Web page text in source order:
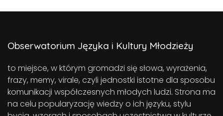
Obserwatorium Języka i Kultury Młodzieży
to miejsce, w którym gromadzi się słowa, wyrażenia,
frazy, memy, virale, czyli jednostki istotne dla sposobu
komunikacji współczesnych młodych ludzi. Strona ma
na celu popularyzację wiedzy o ich języku, stylu